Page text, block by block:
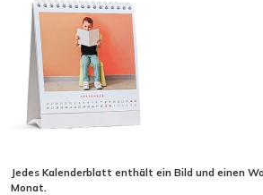
Jedes Kalenderblatt enthält ein Bild und einen
Monat.